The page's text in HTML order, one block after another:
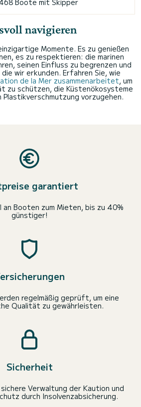
Boote mit Skipper
navigieren
Momente. Es zu genießen
es zu respektieren: die marinen
seinen Einfluss zu begrenzen und
wir erkunden. Erfahren Sie, wie
de la Mer zusammenarbeitet, um
zu schützen, die Küstenökosysteme
vorzugehen.
garantiert
an Booten zum Mieten, bis zu 40%
günstiger!
regelmäßig geprüft, um eine
Qualität zu gewährleisten.
Sicherheit
sichere Verwaltung der Kaution und
durch Insolvenzabsicherung.